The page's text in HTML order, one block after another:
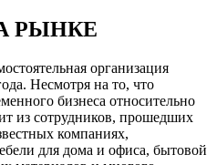
РЫНКЕ
организация
Несмотря на то, что
бизнеса относительно
из сотрудников, прошедших
компаниях,
для дома и офиса, бытовой